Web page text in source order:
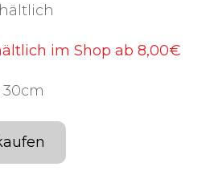
im Shop ab 8,00€
30cm